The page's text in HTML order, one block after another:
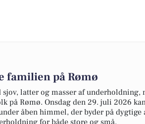
familien på Rømø
latter og masser af underholdning,
på Rømø. Onsdag den 29. juli 2026
åben himmel, der byder på dygtige
for både store og små.